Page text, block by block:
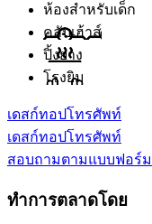
ห้องสำหรับเด็ก
คลับเฮ้าส์
ปิ้งย่าง
โรงยิม
เดสก์ทอปโทรศัพท์
เดสก์ทอปโทรศัพท์
สอบถามตามแบบฟอร์ม
ทำการตลาดโดย